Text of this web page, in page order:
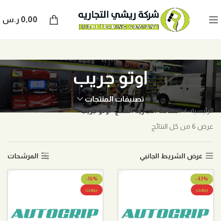
0,00 ر.س
اوتو جريب
تصنيفات المنتجات
الرئيسية العلامة التجارية المنتج
اوتو جريب
عرض ⁦6⁩ من كل النتائج
عرض الشريط الجانبي المرشحات
-43%
بيعت
-16%
بيعت